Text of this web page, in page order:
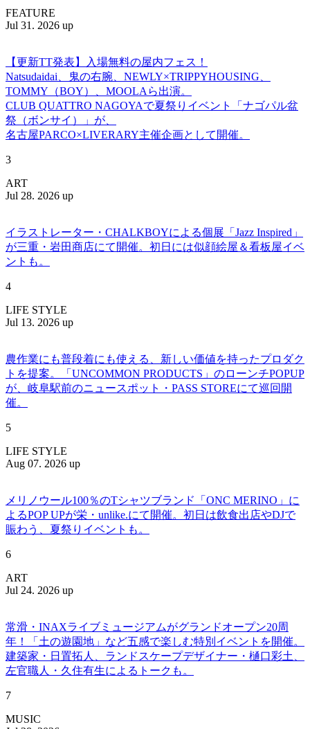
FEATURE
Jul 31. 2026 up
【更新TT発表】入場無料の屋内フェス！
Natsudaidai、鬼の右腕、NEWLY×TRIPPYHOUSING、
TOMMY（BOY）、MOOLAら出演。
CLUB QUATTRO NAGOYAで夏祭りイベント「ナゴパル盆
祭（ボンサイ）」が、
名古屋PARCO×LIVERARY主催企画として開催。
3
ART
Jul 28. 2026 up
イラストレーター・CHALKBOYによる個展「Jazz Inspired」
が三重・岩田商店にて開催。初日には似顔絵屋＆看板屋イベ
ントも。
4
LIFE STYLE
Jul 13. 2026 up
農作業にも普段着にも使える、新しい価値を持ったプロダク
トを提案。「UNCOMMON PRODUCTS」のローンチPOPUP
が、岐阜駅前のニュースポット・PASS STOREにて巡回開
催。
5
LIFE STYLE
Aug 07. 2026 up
メリノウール100％のTシャツブランド「ONC MERINO」に
よるPOP UPが栄・unlike.にて開催。初日は飲食出店やDJで
賑わう、夏祭りイベントも。
6
ART
Jul 24. 2026 up
常滑・INAXライブミュージアムがグランドオープン20周
年！「土の遊園地」など五感で楽しむ特別イベントを開催。
建築家・日置拓人、ランドスケープデザイナー・樋口彩土、
左官職人・久住有生によるトークも。
7
MUSIC